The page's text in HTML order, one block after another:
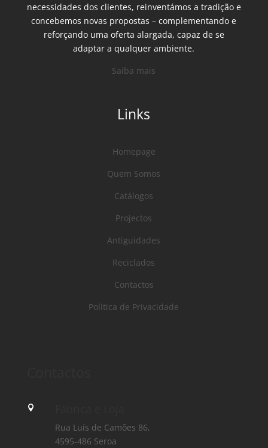
necessidades dos clientes, reinventámos a tradição e
concebemos novas propostas – complementando e
reforçando uma oferta alargada, capaz de se
adaptar a qualquer ambiente.
Saiba mais
Links
Homepage
Quem Somos
Catálogos
Projectos
Antiguidades
Reciclados
Contactos
Politica de Privacidade

Rua Luís de Camões 86,
4595-486 Seroa